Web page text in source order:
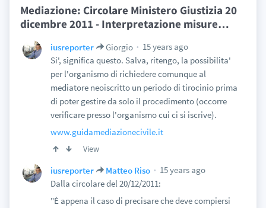
Mediazione: Circolare Ministero Giustizia 20
dicembre 2011 - Interpretazione misure…
iusreporter Giorgio
15 years ago
Si', significa questo. Salva, ritengo, la possibilita'
per l'organismo di richiedere comunque al
mediatore neoiscritto un periodo di tirocinio prima
di poter gestire da solo il procedimento (occorre
verificare presso l'organismo cui ci si iscrive).
www.guidamediazionecivile.it
View
iusreporter Matteo Riso
15 years ago
Dalla circolare del 20/12/2011:
"È appena il caso di precisare che deve compiersi